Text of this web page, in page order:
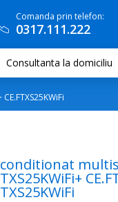
Comanda prin telefon:
0317.111.222
Consultanta la domiciliu